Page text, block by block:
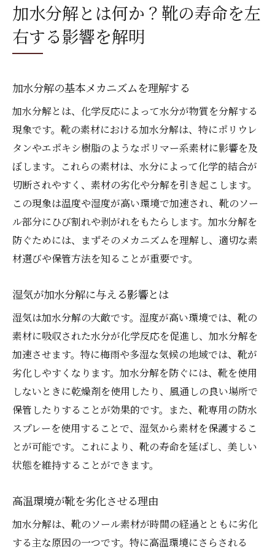
加水分解を未然に防ぐための基礎知識
靴の命を延ばすための加水分解防止法を徹底解
説
靴の素材選びが加水分解を左右する
保管場所の選定が靴の健康に及ぼす影響
適切なクリーニングで靴の寿命を延ばす
防水スプレーを活用した加水分解対策
定期的なメンテナンスで加水分解を最小化
湿気と高温が靴に及ぼす加水分解のメカニズム
とは
湿気が靴の素材に与える化学的影響
高温状態が加水分解を促進する理由
靴の素材が加水分解を引き起こす要因
加水分解の進行を防ぐ温度管理の重要性
靴の健康を維持するための環境整備
クラークス靴愛用者必見の加水分解対策法
クラークス靴の特性を活かした保管方法
加水分解を軽減するための履き方
クラークス靴専用のケア用品の活用方法
定期的な点検で加水分解を早期発見
靴の内側の湿気管理テクニック
クラークス靴の寿命を延ばすための注意点
加水分解の進行を防ぐために靴にできること
加水分解予防のための毎日の習慣
加水分解とは何か？靴の寿命を左
右する影響を解明
加水分解の基本メカニズムを理解する
加水分解とは、化学反応によって水分が物質を分解する
現象です。靴の素材における加水分解は、特にポリウレ
タンやエポキシ樹脂のようなポリマー系素材に影響を及
ぼします。これらの素材は、水分によって化学的結合が
切断されやすく、素材の劣化や分解を引き起こします。
この現象は温度や湿度が高い環境で加速され、靴のソー
ル部分にひび割れや剥がれをもたらします。加水分解を
防ぐためには、まずそのメカニズムを理解し、適切な素
材選びや保管方法を知ることが重要です。
湿気が加水分解に与える影響とは
湿気は加水分解の大敵です。湿度が高い環境では、靴の
素材に吸収された水分が化学反応を促進し、加水分解を
加速させます。特に梅雨や多湿な気候の地域では、靴が
劣化しやすくなります。加水分解を防ぐには、靴を使用
しないときに乾燥剤を使用したり、風通しの良い場所で
保管したりすることが効果的です。また、靴専用の防水
スプレーを使用することで、湿気から素材を保護するこ
とが可能です。これにより、靴の寿命を延ばし、美しい
状態を維持することができます。
高温環境が靴を劣化させる理由
加水分解は、靴のソール素材が時間の経過とともに劣化
する主な原因の一つです。特に高温環境にさらされる